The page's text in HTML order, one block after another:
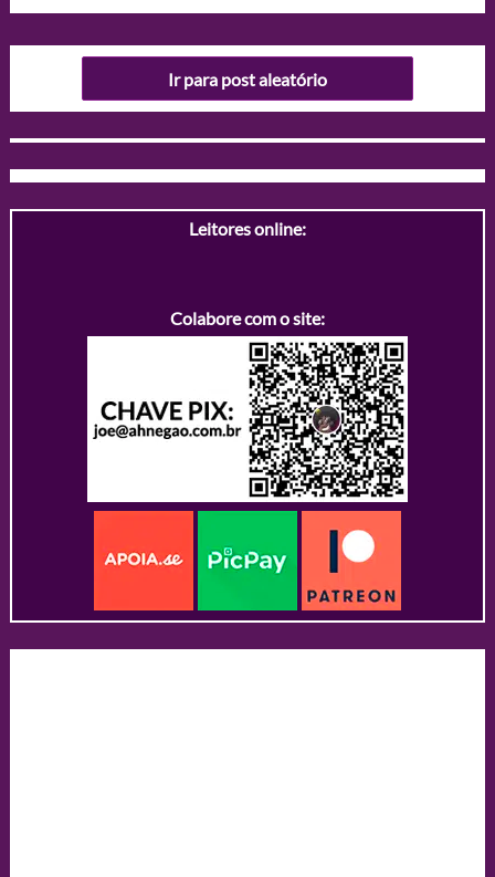
Ir para post aleatório
Leitores online:
Colabore com o site: